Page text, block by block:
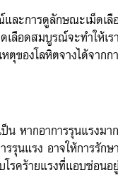
ละการดูลักษณะเม็ดเลื
ลือดสมบูรณ์จะทำให้
ของโลหิตจางได้จา
หากอาการรุนแรงม
รุนแรง อาจให้การรั
รคร้ายแรงที่แอบซ่อ